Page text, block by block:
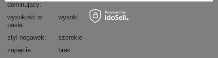
dominujący
wysokość w
pasie
wysoki
styl nogawek
szerokie
zapięcie
brak